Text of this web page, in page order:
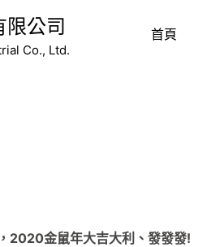
限公司
Co., Ltd.
首頁
2020金鼠年大吉大利、發發發!